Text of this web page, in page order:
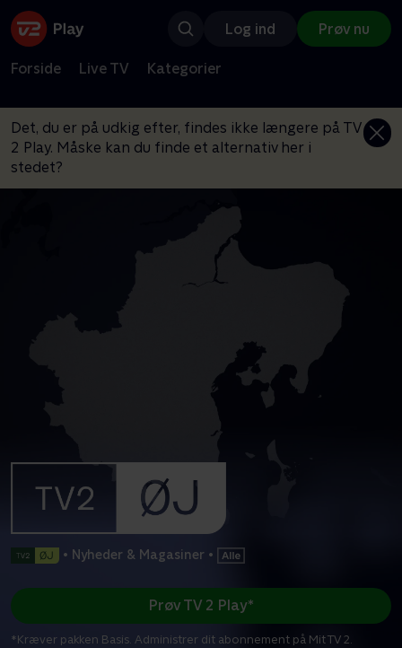
Log ind Prøv nu
Forside Live TV Kategorier
Det, du er på udkig efter, findes ikke længere på TV
2 Play. Måske kan du finde et alternativ her i
stedet?
• Nyheder & Magasiner •
Prøv TV 2 Play*
*Kræver pakken Basis. Administrer dit abonnement på Mit TV 2.